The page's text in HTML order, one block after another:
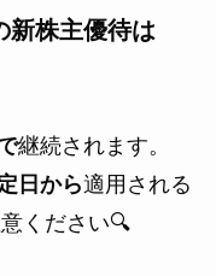
新株主優待は
継続されます。
日から適用される
ください🔍